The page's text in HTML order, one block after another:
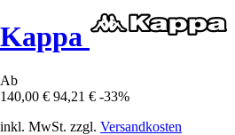
Kappa
Ab
140,00 € 94,21 € -33%
inkl. MwSt. zzgl. Versandkosten